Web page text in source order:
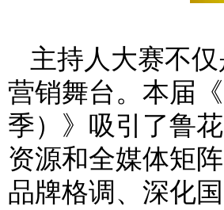
主持人大赛不
营销舞台。本届
季）》吸引了鲁
资源和全媒体矩
品牌格调、深化